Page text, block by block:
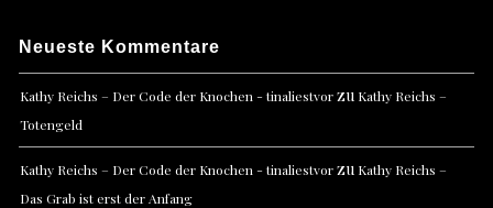
Neueste Kommentare
Kathy Reichs – Der Code der Knochen - tinaliestvorzu Kathy Reichs –
Totengeld
Kathy Reichs – Der Code der Knochen - tinaliestvorzu Kathy Reichs –
Das Grab ist erst der Anfang